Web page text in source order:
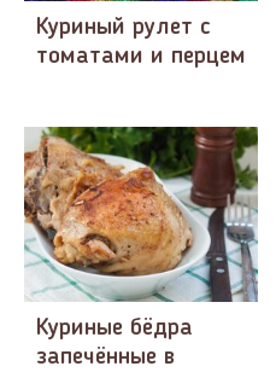
Куриный рулет с
томатами и перцем
Куриные бёдра
запечённые в